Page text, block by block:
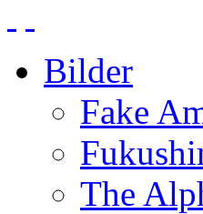
Bilder
Fake
The